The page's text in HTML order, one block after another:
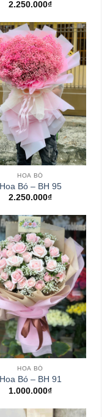
2.250.000₫
HOA BÓ
Hoa Bó – BH 95
2.250.000₫
HOA BÓ
Hoa Bó – BH 91
1.000.000₫